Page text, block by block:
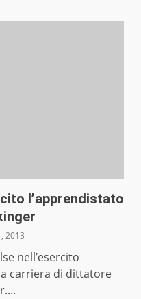
l’apprendistato
2013
nell’esercito
carriera di dittatore